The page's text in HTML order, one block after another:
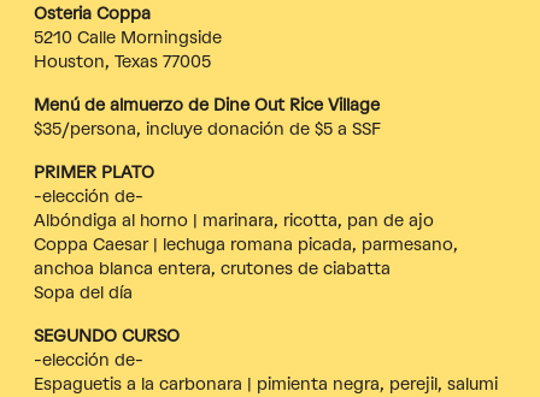
Osteria Coppa
5210 Calle Morningside
Houston, Texas 77005
Menú de almuerzo de Dine Out Rice Village
$35/persona, incluye donación de $5 a SSF
PRIMER PLATO
-elección de-
Albóndiga al horno | marinara, ricotta, pan de ajo
Coppa Caesar | lechuga romana picada, parmesano,
anchoa blanca entera, crutones de ciabatta
Sopa del día
SEGUNDO CURSO
-elección de-
Espaguetis a la carbonara | pimienta negra, perejil, salumi